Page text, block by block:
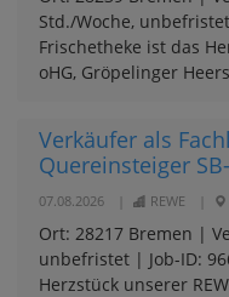
Std./Woche,
Frischetheke ist das
oHG, Gröpelinger
Verkäufer als
Quereinsteiger
07.08.2026 REWE
Ort: 28217 Bremen |
unbefristet | Job-ID:
Herzstück unserer